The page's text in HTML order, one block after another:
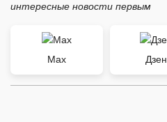
интересные новости первым
Max Дзен